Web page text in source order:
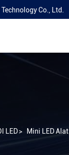
Co., Ltd.
LED> Mini LED